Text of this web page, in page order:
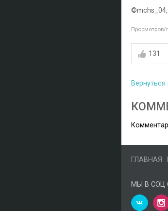
Просмотров/
131
ГЛАВНАЯ
МЫ В СОЦ